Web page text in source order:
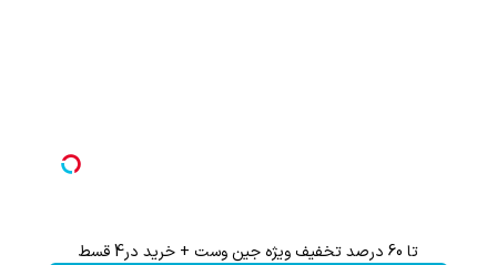
تا 60 درصد تخفیف ویژه جین وست + خرید در4 قسط